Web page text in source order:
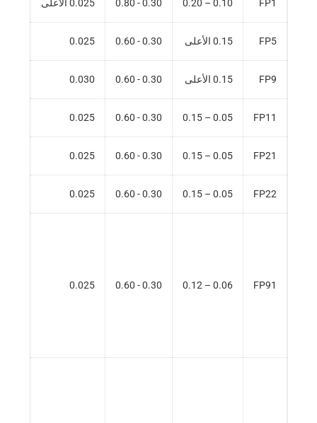
FP1
0.10 – 0.20
0.30 - 0.80 0.025 الأعلى
FP5 0.15 الأعلى 0.30 - 0.60
0.025
FP9 0.15 الأعلى 0.30 - 0.60
0.030
FP11
0.05 – 0.15
0.30 - 0.60
0.025
FP21
0.05 – 0.15
0.30 - 0.60
0.025
FP22
0.05 – 0.15
0.30 - 0.60
0.025
FP91
0.06 – 0.12
0.30 - 0.60
0.025